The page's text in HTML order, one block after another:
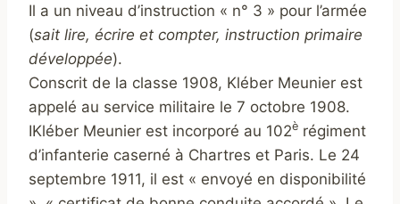
Il a un niveau d’instruction « n° 3 » pour l’armée
(sait lire, écrire et compter, instruction primaire
développée).
Conscrit de la classe 1908, Kléber Meunier est
appelé au service militaire le 7 octobre 1908.
IKléber Meunier est incorporé au 102è régiment
d’infanterie caserné à Chartres et Paris. Le 24
septembre 1911, il est « envoyé en disponibilité